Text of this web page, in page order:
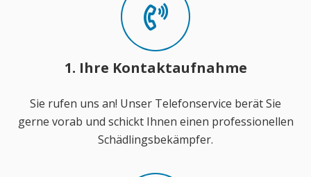
1. Ihre Kontaktaufnahme
Sie rufen uns an! Unser Telefonservice berät Sie
gerne vorab und schickt Ihnen einen professionellen
Schädlingsbekämpfer.